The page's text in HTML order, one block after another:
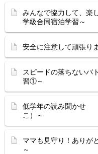
みんなで協力して、
学級合同宿泊学習～
安全に注意して頑張
スピードの落ちない
習①～
低学年の読み聞かせ
こ）～
ママも見守り！あり
～